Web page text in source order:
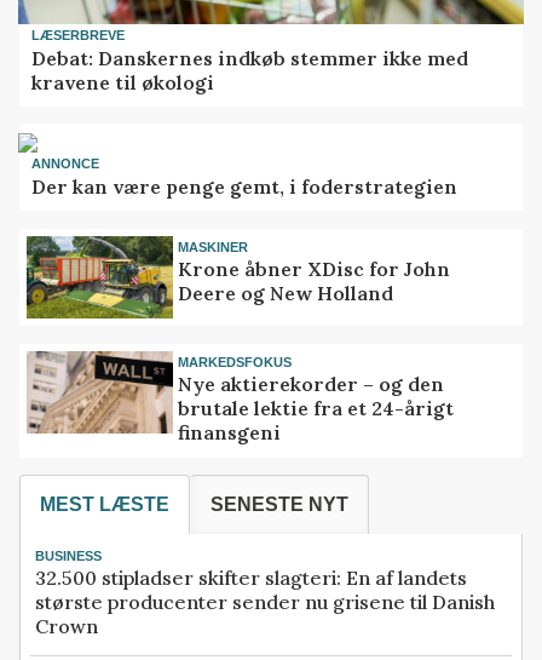
LÆSERBREVE
Debat: Danskernes indkøb stemmer ikke med
kravene til økologi
ANNONCE
Der kan være penge gemt, i foderstrategien
MASKINER
Krone åbner XDisc for John
Deere og New Holland
MARKEDSFOKUS
Nye aktierekorder – og den
brutale lektie fra et 24-årigt
finansgeni
MEST LÆSTE SENESTE NYT
BUSINESS
32.500 stipladser skifter slagteri: En af landets
største producenter sender nu grisene til Danish
Crown